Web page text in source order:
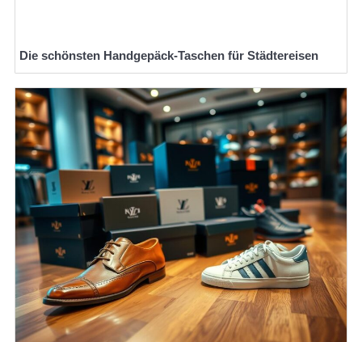
Die schönsten Handgepäck-Taschen für Städtereisen